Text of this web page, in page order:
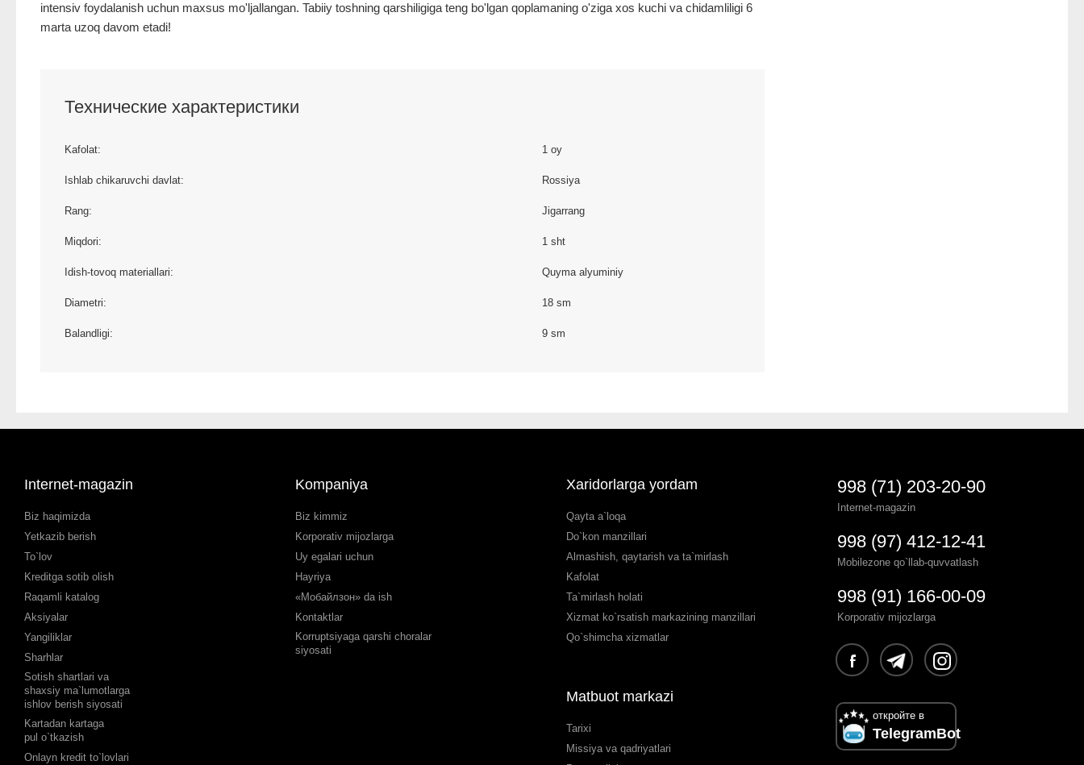
intensiv foydalanish uchun maxsus mo'ljallangan. Tabiiy toshning qarshiligiga teng bo'lgan qoplamaning o'ziga xos kuchi va chidamliligi 6
marta uzoq davom etadi!
Технические характеристики
Kafolat: 1 oy
Ishlab chikaruvchi davlat: Rossiya
Rang: Jigarrang
Miqdori: 1 sht
Idish-tovoq materiallari: Quyma alyuminiy
Diametri: 18 sm
Balandligi: 9 sm
Internet-magazin
Biz haqimizda
Yetkazib berish
To`lov
Kreditga sotib olish
Raqamli katalog
Aksiyalar
Yangiliklar
Sharhlar
Sotish shartlari va
shaxsiy ma`lumotlarga
ishlov berish siyosati
Kartadan kartaga
pul o`tkazish
Onlayn kredit to`lovlari
Kompaniya
Biz kimmiz
Korporativ mijozlarga
Uy egalari uchun
Hayriya
«Мобайлзон» da ish
Kontaktlar
Korruptsiyaga qarshi choralar
siyosati
Xaridorlarga yordam
Qayta a`loqa
Do`kon manzillari
Almashish, qaytarish va ta`mirlash
Kafolat
Ta`mirlash holati
Xizmat ko`rsatish markazining manzillari
Qo`shimcha xizmatlar
Matbuot markazi
Tarixi
Missiya va qadriyatlari
998 (71) 203-20-90
Internet-magazin
998 (97) 412-12-41
Mobilezone qo`llab-quvvatlash
998 (91) 166-00-09
Korporativ mijozlarga
откройте в
TelegramBot